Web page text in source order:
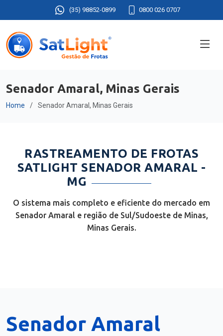
(35) 98852-0899 0800 026 0707
Senador Amaral, Minas Gerais
Home Senador Amaral, Minas Gerais
RASTREAMENTO DE FROTAS
SATLIGHT SENADOR AMARAL -
MG
O sistema mais completo e eficiente do mercado em
Senador Amaral e região de Sul/Sudoeste de Minas,
Minas Gerais.
Senador Amaral